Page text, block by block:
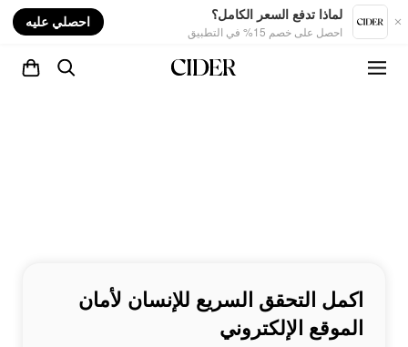
لماذا تدفع السعر الكامل؟
احصل على خصم 15% في التطبيق
احصلي عليه
اكمل التحقق السريع للإنسان لأمان
الموقع الإلكتروني